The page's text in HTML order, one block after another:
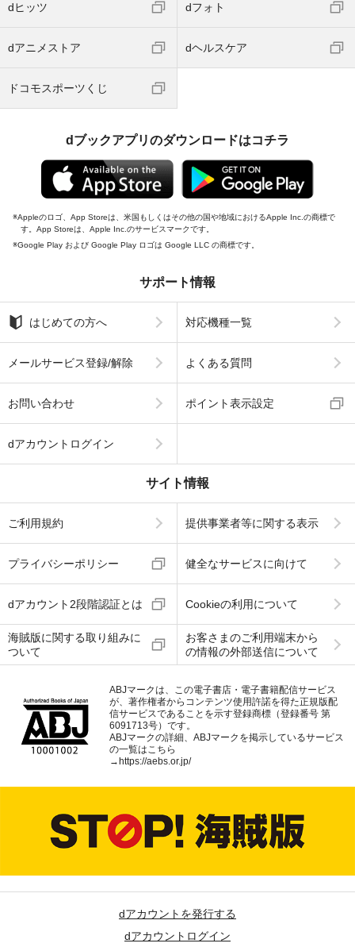
dヒッツ dフォト
dアニメストア dヘルスケア
ドコモスポーツくじ
dブックアプリのダウンロードはコチラ
Appleのロゴ、App Storeは、米国もしくはその他の国や地域におけるApple Inc.の商標で
す。App Storeは、Apple Inc.のサービスマークです。
Google Play および Google Play ロゴは Google LLC の商標です。
サポート情報
はじめての方へ 対応機種一覧
メールサービス登録/解除 よくある質問
お問い合わせ ポイント表示設定
dアカウントログイン
サイト情報
ご利用規約 提供事業者等に関する表示
プライバシーポリシー 健全なサービスに向けて
dアカウント2段階認証とは Cookieの利用について
海賊版に関する取り組みに
ついて
お客さまのご利用端末から
の情報の外部送信について
ABJマークは、この電子書店・電子書籍配信サービス
が、著作権者からコンテンツ使用許諾を得た正規版配
信サービスであることを示す登録商標（登録番号 第
6091713号）です。
ABJマークの詳細、ABJマークを掲示しているサービス
の一覧はこちら
→ https://aebs.or.jp/
dアカウントを発行する
dアカウントログイン